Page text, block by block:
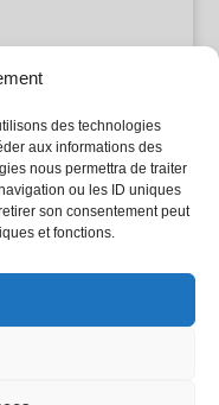
des technologies
aux informations des
nous permettra de traiter
ou les ID uniques
son consentement peut
et fonctions.